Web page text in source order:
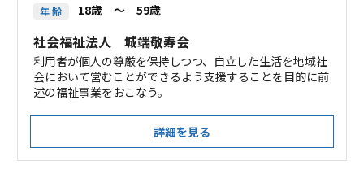
年 齢 18歳 ～ 59歳
社会福祉法人 城端敬寿会
利用者が個人の尊厳を保持しつつ、自立した生活を地域社
会において営むことができるよう支援することを目的に前
述の福祉事業をおこなう。
詳細を見る